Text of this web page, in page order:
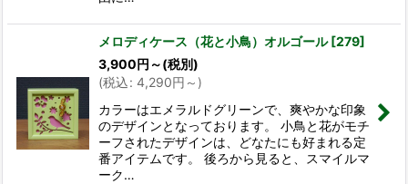
メロディケース（花と小鳥）オルゴール [279]
3,900円 ～(税別)
(税込: 4,290円 ～ )
カラーはエメラルドグリーンで、爽やかな印象
のデザインとなっております。 小鳥と花がモチ
ーフされたデザインは、どなたにも好まれる定
番アイテムです。 後ろから見ると、スマイルマ
ーク…